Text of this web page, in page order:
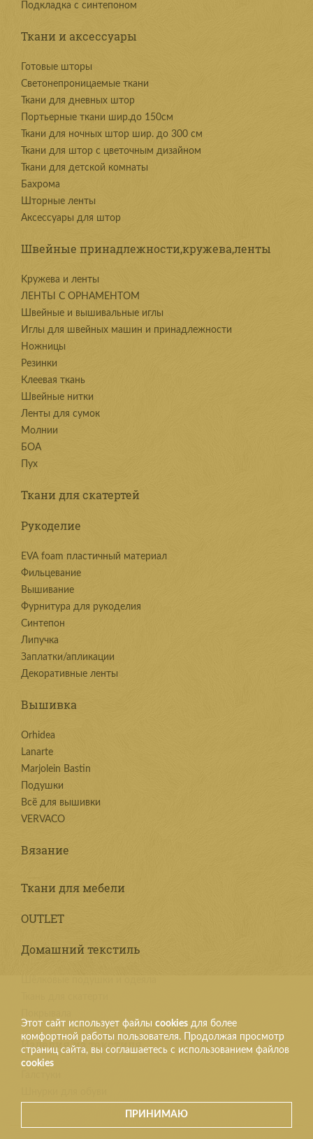
Этот сайт использует файлы cookies для более
комфортной работы пользователя. Продолжая просмотр
страниц сайта, вы соглашаетесь с использованием файлов
cookies
ПРИНИМАЮ
Подкладка с синтепоном
Ткани и аксессуары
Готовые шторы
Светонепроницаемые ткани
Ткани для дневных штор
Портьерные ткани шир.до 150см
Ткани для ночных штор шир. до 300 см
Ткани для штор с цветочным дизайном
Ткани для детской комнаты
Бахрома
Шторные ленты
Аксессуары для штор
Швейные принадлежности,кружева,ленты
Kружева и ленты
ЛЕНТЫ С ОРНАМЕНТОМ
Швейные и вышивальные иглы
Иглы для швейных машин и принадлежности
Ножницы
Резинки
Клеевая ткань
Швейные нитки
Ленты для сумок
Молнии
БОА
Пух
Ткани для скатертей
Рукоделие
EVA foam пластичный материал
Фильцевание
Вышивание
Фурнитура для рукоделия
Синтепон
Липучка
Заплатки/апликации
Декоративные ленты
Вышивка
Orhidea
Lanarte
Marjolein Bastin
Подушки
Всё для вышивки
VERVACO
Вязание
Ткани для мебели
OUTLET
Домашний текстиль
Изделия из текстиля